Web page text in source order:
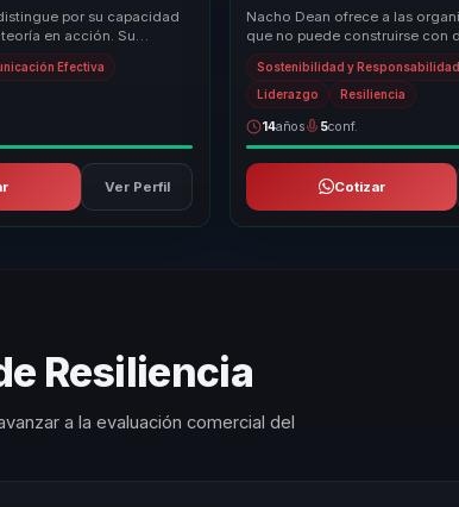
por su capacidad
en acción. Su
carisma escénico con
Efectiva
Ver Perfil
Nacho Dean ofrece a las
que no puede construirse con
autoridad nacida de haber
reale...
Sostenibilidad y Responsabilidad
Liderazgo Resiliencia
14años 5conf.
Cotizar
Resiliencia
a la evaluación comercial del